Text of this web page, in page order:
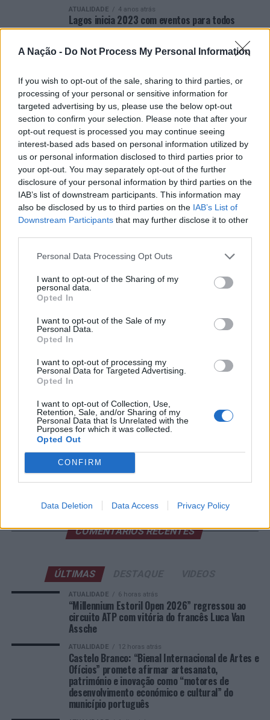
A Nação - Do Not Process My Personal Information
If you wish to opt-out of the sale, sharing to third parties, or
processing of your personal or sensitive information for
targeted advertising by us, please use the below opt-out
section to confirm your selection. Please note that after your
opt-out request is processed you may continue seeing
interest-based ads based on personal information utilized by
us or personal information disclosed to third parties prior to
your opt-out. You may separately opt-out of the further
disclosure of your personal information by third parties on the
IAB’s list of downstream participants. This information may
also be disclosed by us to third parties on the IAB’s List of
Downstream Participants that may further disclose it to other
Personal Data Processing Opt Outs
I want to opt-out of the Sharing of my
personal data.
Opted In
I want to opt-out of the Sale of my
Personal Data.
Opted In
I want to opt-out of processing my
Personal Data for Targeted Advertising.
Opted In
I want to opt-out of Collection, Use,
Retention, Sale, and/or Sharing of my
Personal Data that Is Unrelated with the
Purposes for which it was collected.
Opted Out
CONFIRM
Data Deletion Data Access Privacy Policy
ATUALIDADE 4 anos atrás
Lagos inicia 2023 com eventos para todos
teatromosca apresenta o seu plano de
atividades para 2023, revelando o novo ciclo de
ATUALIDADE 4 anos atrás
Barcelos: Natal marca a programação de
dezembro do Theatro Gil Vicente
ATUALIDADE
Barcelos: Novembro repleto de espetáculos no
Theatro Gil Vicente
VER MAIS
ARTIGOS RECENTES
“Millennium Estoril Open 2026” regressou ao circuito ATP
com vitória do francês Luca Van Assche
Castelo Branco: “Bienal Internacional de Artes e Ofícios”
promete afirmar artesanato, património e inovação como
“motores de desenvolvimento económico e cultural” do
Covilhã: Especialista aponta investimento estrangeiro e
Beira Interior
Rio de Janeiro: Governo do Estado propõe parceria com a
FUNCEX para “reforçar inteligência sobre comércio
COMENTÁRIOS RECENTES
ÚLTIMAS
ATUALIDADE 6 horas atrás
“Millennium Estoril Open 2026” regressou ao
circuito ATP com vitória do francês Luca Van
Assche
ATUALIDADE 12 horas atrás
Castelo Branco: “Bienal Internacional de Artes e
Ofícios” promete afirmar artesanato,
património e inovação como “motores de
desenvolvimento económico e cultural” do
município português